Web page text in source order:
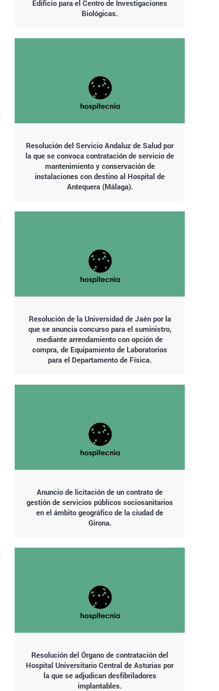
Edificio para el Centro de Investigaciones
Biológicas.
Resolución del Servicio Andaluz de Salud por
la que se convoca contratación de servicio de
mantenimiento y conservación de
instalaciones con destino al Hospital de
Antequera (Málaga).
Resolución de la Universidad de Jaén por la
que se anuncia concurso para el suministro,
mediante arrendamiento con opción de
compra, de Equipamiento de Laboratorios
para el Departamento de Física.
Anuncio de licitación de un contrato de
gestión de servicios públicos sociosanitarios
en el ámbito geográfico de la ciudad de
Girona.
Resolución del Órgano de contratación del
Hospital Universitario Central de Asturias por
la que se adjudican desfibriladores
implantables.